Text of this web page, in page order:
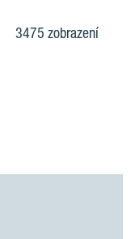
3475 zobrazení